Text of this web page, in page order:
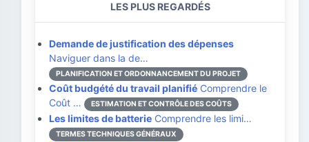
LES PLUS REGARDÉS
Demande de justification des dépenses
Naviguer dans la de…
PLANIFICATION ET ORDONNANCEMENT DU PROJET
Coût budgété du travail planifié Comprendre le
Coût …
ESTIMATION ET CONTRÔLE DES COÛTS
Les limites de batterie Comprendre les limi…
TERMES TECHNIQUES GÉNÉRAUX